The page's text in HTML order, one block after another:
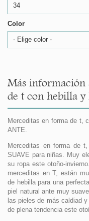
34
Color
- Elige color -
Más información
de t con hebilla y
Merceditas en forma de t,
ANTE.
Merceditas en forma de
SUAVE para niñas. Muy
su ropa este otoño-
merceditas en T, están
de hebilla para una
piel natural ante muy
las pieles de más caldiad
de plena tendencia este